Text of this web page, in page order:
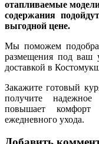
отапливаемые
содержания
выгодной цене.
Мы поможем
размещения под ваш
доставкой в
Закажите готовый
получите надежное
повышает комфорт
ежедневного ухода.